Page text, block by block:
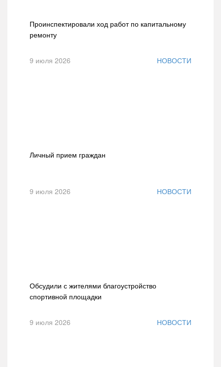
Проинспектировали ход работ по капитальному
ремонту
9 июля 2026 НОВОСТИ
Личный прием граждан
9 июля 2026 НОВОСТИ
Обсудили с жителями благоустройство
спортивной площадки
9 июля 2026 НОВОСТИ